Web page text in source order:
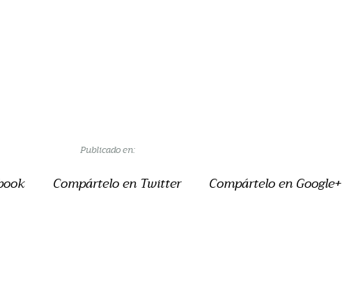
Publicado en:
Compártelo en Twitter Compártelo en Google+